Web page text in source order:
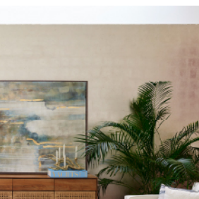
que, preocupadas por disminuir su
al ecodiseño o haciendo más
Cuando llevamos a casa un
nosotros también hacemos más
¿Te interese sumarte a esta idea?
algunas de las firmas de nuestra